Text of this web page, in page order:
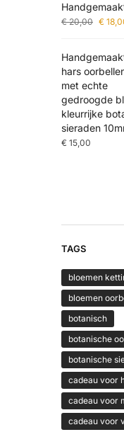
€20,00 €
hars
met echte
gedroogde
kleurrijke
sieraden
€ 15,00
TAGS
bloemen
bloemen
botanisch
botanische
botanische
cadeau voor
cadeau voor
cadeau voor